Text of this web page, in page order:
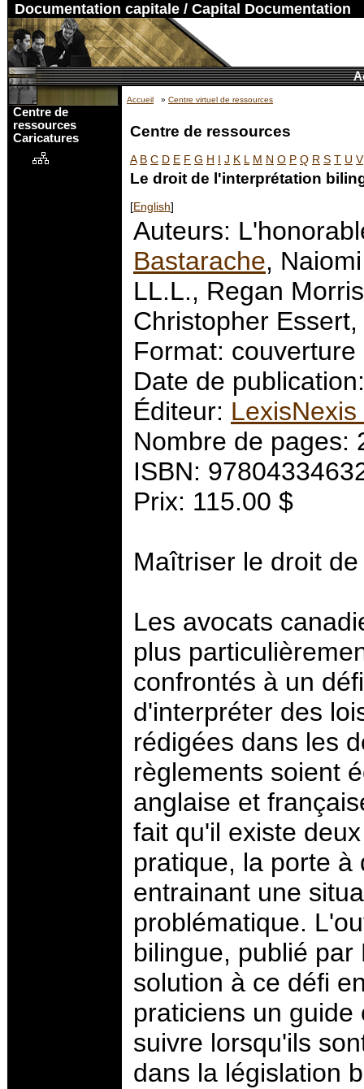
Documentation capitale / Capital Documentation
Centre de
ressources
Caricatures
Accueil » Centre virtuel de ressources
Centre de ressources
A B C D E F G H I J K L M N O P Q R S T U V
Le droit de l'interprétation
[English]
Auteurs:
Bastarache,
LL.L., Regan
Christopher Essert,
Format: couverture
Date de
Éditeur:
Nombre de pages:
ISBN:
Prix: 115.00 $
Maîtriser le droit
Les avocats
plus
confrontés à un
d'interpréter des
rédigées dans les
règlements soient
anglaise et
fait qu'il existe
pratique, la porte à
entrainant une
problématique.
bilingue, publié
solution à ce défi
praticiens un
suivre lorsqu'ils
dans la législation